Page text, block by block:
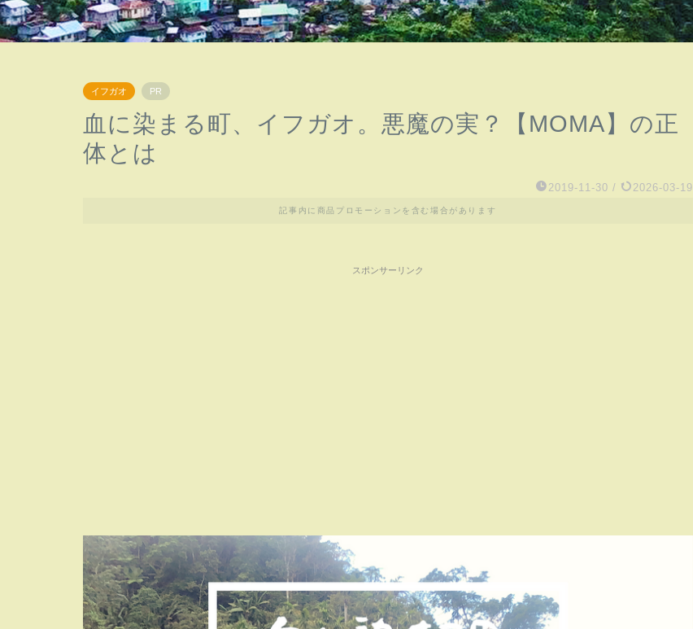
イフガオ PR
血に染まる町、イフガオ。悪魔の実？【MOMA】の正
体とは
2019-11-30 / 2026-03-19
記事内に商品プロモーションを含む場合があります
スポンサーリンク